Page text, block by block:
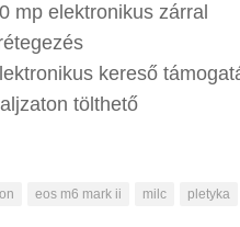
mp elektronikus zárral
kereső
tölthető
eos m6 mark ii milc pletyka